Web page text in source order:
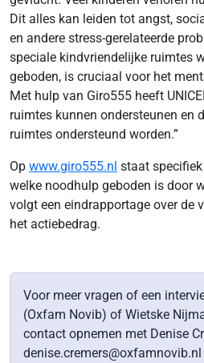
Dit alles kan leiden tot angst,
en andere stress-gerelateerde
speciale kindvriendelijke ruimtes
geboden, is cruciaal voor het
Met hulp van Giro555 heeft
ruimtes kunnen ondersteunen en
ruimtes ondersteund worden.”
Op www.giro555.nl staat
welke noodhulp geboden is door
volgt een eindrapportage over de
het actiebedrag.
Voor meer vragen of een
(Oxfam Novib) of Wietske
contact opnemen met Denise